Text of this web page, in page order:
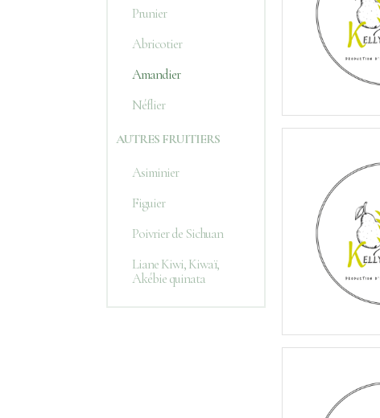
Prunier
Abricotier
Amandier
Néflier
AUTRES FRUITIERS
Asiminier
Figuier
Poivrier de Sichuan
Liane Kiwi, Kiwaï,
Akébie quinata